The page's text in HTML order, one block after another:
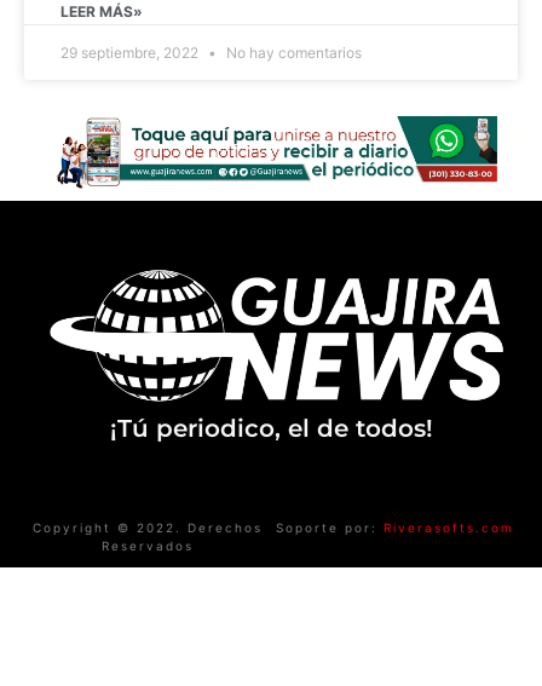
LEER MÁS»
29 septiembre, 2022 No hay comentarios
¡Tú periodico, el de todos!
Copyright © 2022. Derechos
Reservados
Soporte por: Riverasofts.com